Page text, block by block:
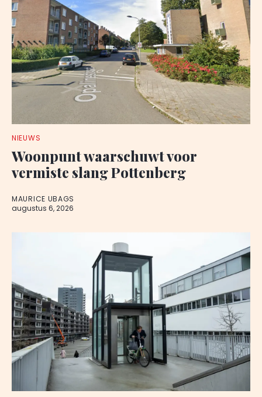
NIEUWS
Woonpunt waarschuwt voor
vermiste slang Pottenberg
MAURICE UBAGS
augustus 6, 2026